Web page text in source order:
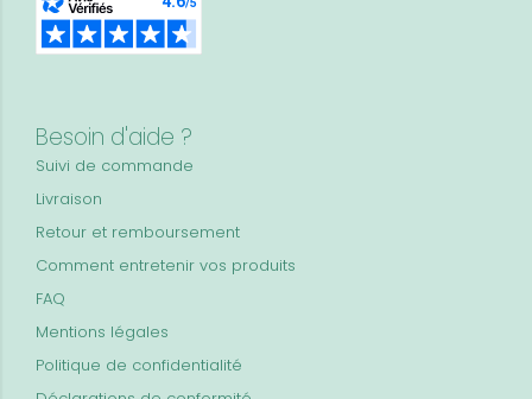
Besoin d'aide ?
Suivi de commande
Livraison
Retour et remboursement
Comment entretenir vos produits
FAQ
Mentions légales
Politique de confidentialité